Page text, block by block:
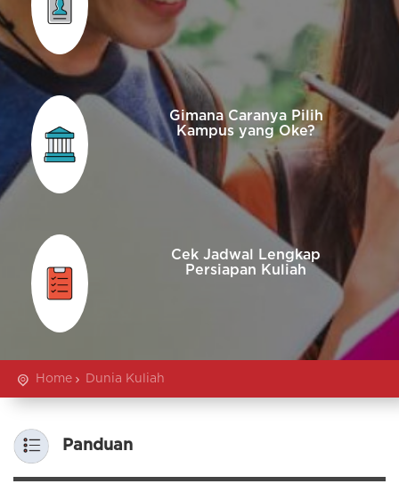
Gimana Caranya Pilih
Kampus yang Oke?
Cek Jadwal Lengkap
Persiapan Kuliah
Home Dunia Kuliah
Panduan